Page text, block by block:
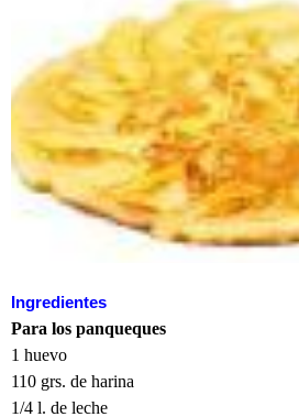
Ingredientes
Para los panqueques
1 huevo
110 grs. de harina
1/4 l. de leche